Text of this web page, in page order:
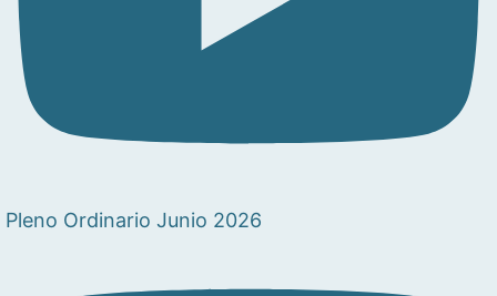
Pleno Ordinario Junio 2026